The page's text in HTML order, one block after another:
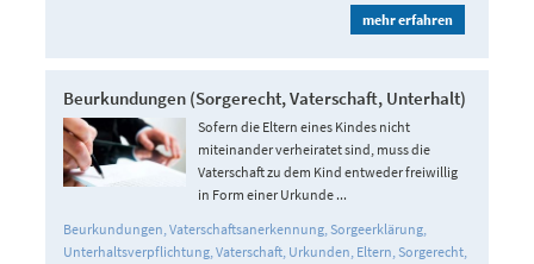
mehr erfahren
Beurkundungen (Sorgerecht, Vaterschaft, Unterhalt)
Sofern die Eltern eines Kindes nicht
miteinander verheiratet sind, muss die
Vaterschaft zu dem Kind entweder freiwillig
in Form einer Urkunde ...
Beurkundungen Vaterschaftsanerkennung Sorgeerklärung
Unterhaltsverpflichtung Vaterschaft Urkunden Eltern Sorgerecht